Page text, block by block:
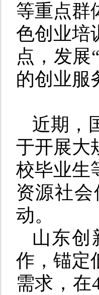
等重点群
色创业培
点，发展
的创业服
近期，
于开展大
校毕业生
资源社
动。
山东创
作，锚定
需求，在